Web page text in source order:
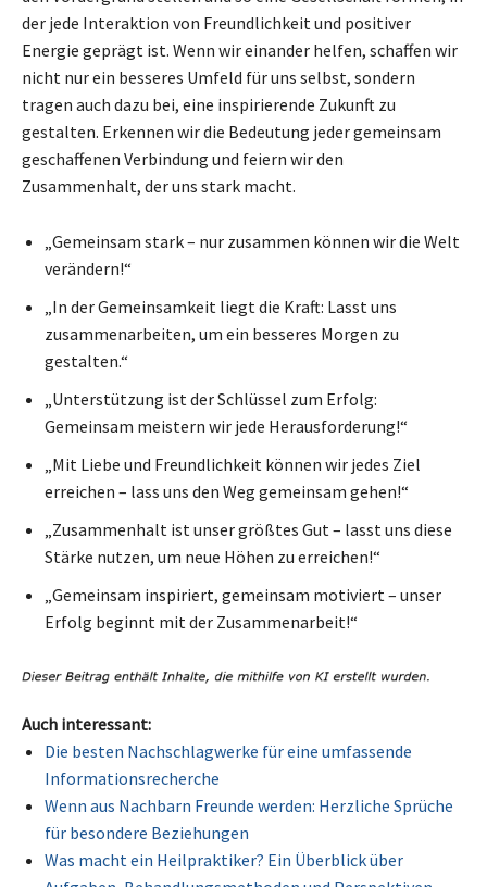
der jede Interaktion von Freundlichkeit und positiver
Energie geprägt ist. Wenn wir einander helfen, schaffen wir
nicht nur ein besseres Umfeld für uns selbst, sondern
tragen auch dazu bei, eine inspirierende Zukunft zu
gestalten. Erkennen wir die Bedeutung jeder gemeinsam
geschaffenen Verbindung und feiern wir den
Zusammenhalt, der uns stark macht.
„Gemeinsam stark – nur zusammen können wir die Welt
verändern!“
„In der Gemeinsamkeit liegt die Kraft: Lasst uns
zusammenarbeiten, um ein besseres Morgen zu
gestalten.“
„Unterstützung ist der Schlüssel zum Erfolg:
Gemeinsam meistern wir jede Herausforderung!“
„Mit Liebe und Freundlichkeit können wir jedes Ziel
erreichen – lass uns den Weg gemeinsam gehen!“
„Zusammenhalt ist unser größtes Gut – lasst uns diese
Stärke nutzen, um neue Höhen zu erreichen!“
„Gemeinsam inspiriert, gemeinsam motiviert – unser
Erfolg beginnt mit der Zusammenarbeit!“
Auch interessant:
Die besten Nachschlagwerke für eine umfassende
Informationsrecherche
Wenn aus Nachbarn Freunde werden: Herzliche Sprüche
für besondere Beziehungen
Was macht ein Heilpraktiker? Ein Überblick über